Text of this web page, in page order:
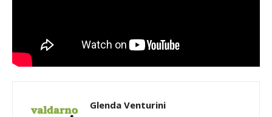
Glenda Venturini